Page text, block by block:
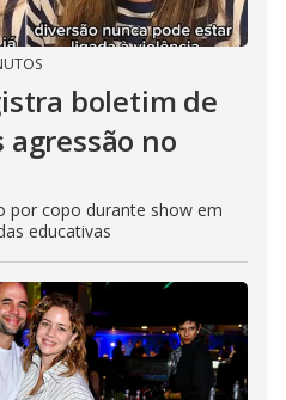
boletim de
agressão no
por copo durante show em
educativas